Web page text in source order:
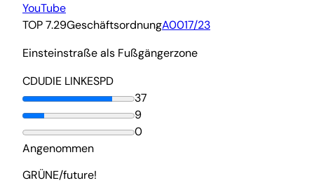
YouTube
TOP 7.29GeschäftsordnungA0017/23
Einsteinstraße als Fußgängerzone
CDUDIE LINKESPD
37
9
0
Angenommen
GRÜNE/future!